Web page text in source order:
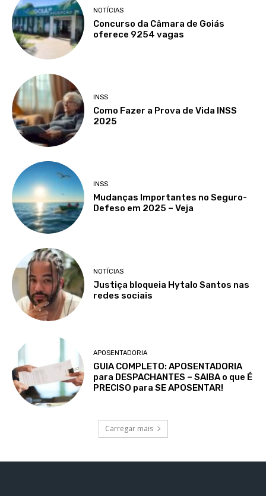
NOTÍCIAS
Concurso da Câmara de Goiás
oferece 9254 vagas
INSS
Como Fazer a Prova de Vida INSS
2025
INSS
Mudanças Importantes no Seguro-
Defeso em 2025 – Veja
NOTÍCIAS
Justiça bloqueia Hytalo Santos nas
redes sociais
APOSENTADORIA
GUIA COMPLETO: APOSENTADORIA
para DESPACHANTES – SAIBA o que É
PRECISO para SE APOSENTAR!
Carregar mais